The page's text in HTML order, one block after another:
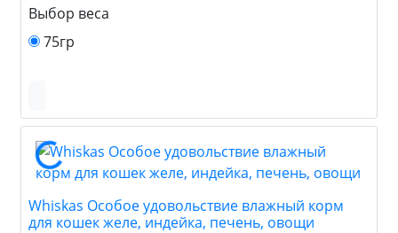
Выбор веса
75гр
Whiskas Особое удовольствие влажный корм
для кошек желе, индейка, печень, овощи